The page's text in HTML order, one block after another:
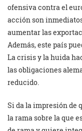
ofensiva contra el
acción son
aumentar las
Además, este país
La crisis y la huida
las obligaciones
reducido.
Si da la impresión de
la rama sobre la que